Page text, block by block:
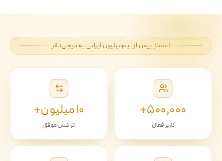
اعتمادِ بیش از نیم‌میلیون ایرانی به دیجی‌دلار
۵۰۰٬۰۰۰+
کاربر فعال
۱۰ میلیون+
تراکنش موفق